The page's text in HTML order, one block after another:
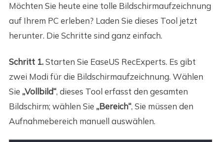
Möchten Sie heute eine tolle Bildschirmaufzeichnung
auf Ihrem PC erleben? Laden Sie dieses Tool jetzt
herunter. Die Schritte sind ganz einfach.
Schritt 1.Starten Sie EaseUS RecExperts. Es gibt
zwei Modi für die Bildschirmaufzeichnung. Wählen
Sie „Vollbild“, dieses Tool erfasst den gesamten
Bildschirm; wählen Sie „Bereich“, Sie müssen den
Aufnahmebereich manuell auswählen.